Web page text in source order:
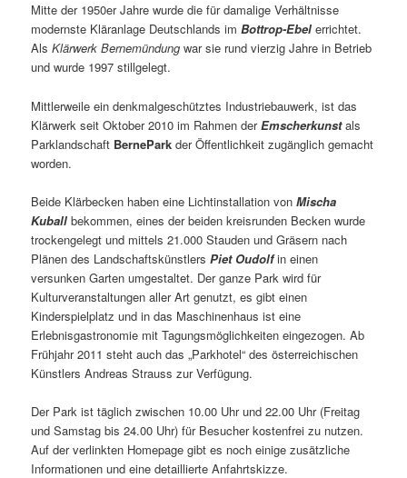
Mitte der 1950er Jahre wurde die für damalige Verhältnisse
modernste Kläranlage Deutschlands imBottrop-Ebel errichtet.
AlsKlärwerk Bernemündung war sie rund vierzig Jahre in Betrieb
und wurde 1997 stillgelegt.
Mittlerweile ein denkmalgeschütztes Industriebauwerk, ist das
Klärwerk seit Oktober 2010 im Rahmen derEmscherkunstals
Parklandschaft BernePark der Öffentlichkeit zugänglich gemacht
worden.
Beide Klärbecken haben eine Lichtinstallation vonMischa
Kuball bekommen, eines der beiden kreisrunden Becken wurde
trockengelegt und mittels 21.000 Stauden und Gräsern nach
Plänen des LandschaftskünstlersPiet Oudolf in einen
versunken Garten umgestaltet. Der ganze Park wird für
Kulturveranstaltungen aller Art genutzt, es gibt einen
Kinderspielplatz und in das Maschinenhaus ist eine
Erlebnisgastronomie mit Tagungsmöglichkeiten eingezogen. Ab
Frühjahr 2011 steht auch das „Parkhotel“ des österreichischen
Künstlers Andreas Strauss zur Verfügung.
Der Park ist täglich zwischen 10.00 Uhr und 22.00 Uhr (Freitag
und Samstag bis 24.00 Uhr) für Besucher kostenfrei zu nutzen.
Auf der verlinkten Homepage gibt es noch einige zusätzliche
Informationen und eine detaillierte Anfahrtskizze.